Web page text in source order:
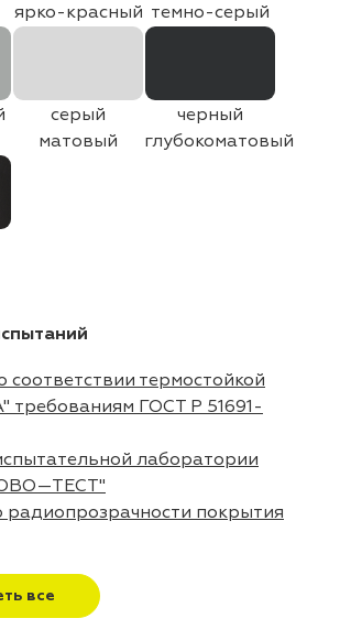
ярко-красный темно-серый
серый
матовый
черный
глубокоматовый
термостойкой
требованиям ГОСТ Р 51691-
лаборатории
радиопрозрачности покрытия
все